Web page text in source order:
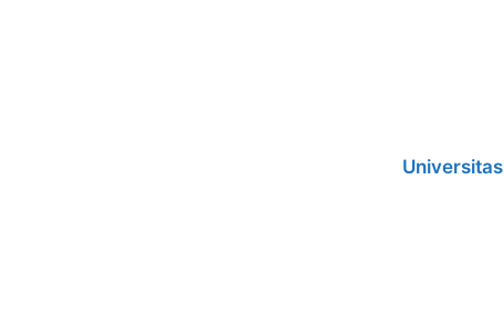
Universitas